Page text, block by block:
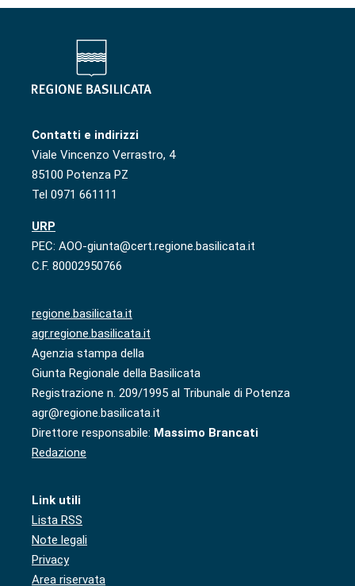
Contatti e indirizzi
Viale Vincenzo Verrastro, 4
85100 Potenza PZ
Tel 0971 661111
URP
PEC: AOO-giunta@cert.regione.basilicata.it
C.F. 80002950766
regione.basilicata.it
agr.regione.basilicata.it
Agenzia stampa della
Giunta Regionale della Basilicata
Registrazione n. 209/1995 al Tribunale di Potenza
agr@regione.basilicata.it
Direttore responsabile: Massimo Brancati
Redazione
Link utili
Lista RSS
Note legali
Privacy
Area riservata